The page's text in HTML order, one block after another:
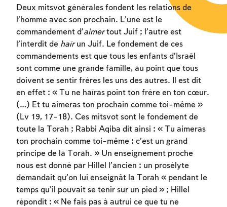
Deux mitsvot générales fondent les relations de
l’homme avec son prochain. L’une est le
commandement d’aimertout Juif ; l’autre est
l’interdit de haïrun Juif. Le fondement de ces
commandements est que tous les enfants d’Israël
sont comme une grande famille, au point que tous
doivent se sentir frères les uns des autres. Il est dit
en effet : « Tu ne haïras point ton frère en ton cœur.
(…) Et tu aimeras ton prochain comme toi-même »
(Lv 19, 17-18). Ces mitsvot sont le fondement de
toute la Torah ; Rabbi Aqiba dit ainsi : « Tu aimeras
ton prochain comme toi-même : c’est un grand
principe de la Torah. » Un enseignement proche
nous est donné par Hillel l’ancien : un prosélyte
demandait qu’on lui enseignât la Torah « pendant le
temps qu’il pouvait se tenir sur un pied » ; Hillel
répondit : « Ne fais pas à autrui ce que tu ne